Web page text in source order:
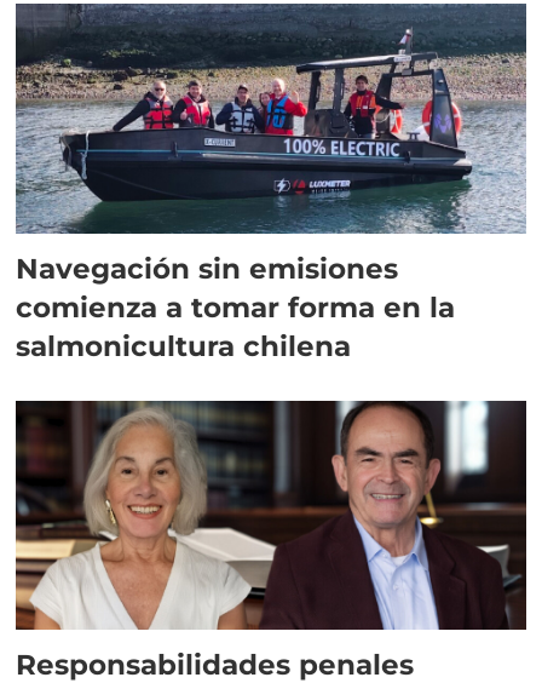
Navegación sin emisiones
comienza a tomar forma en la
salmonicultura chilena
Responsabilidades penales